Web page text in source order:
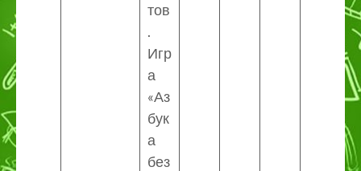
тов
.
Игр
а
«Аз
бук
а
без